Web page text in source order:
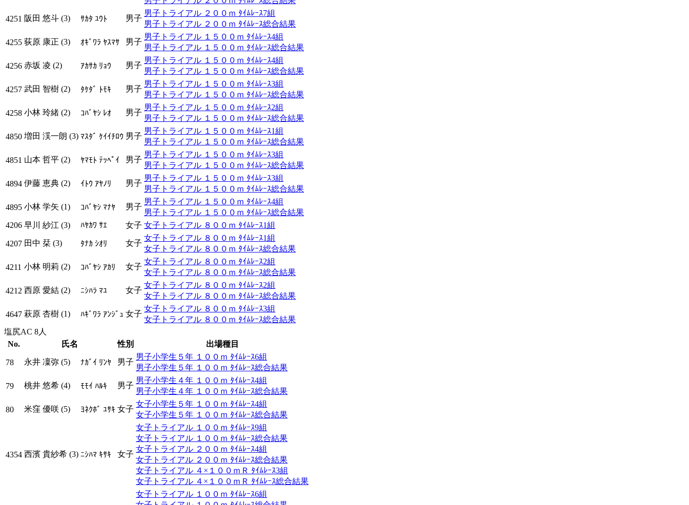
4251 阪田 悠斗 (3) ｻｶﾀ ﾕｳﾄ 男子
男子トライアル ２００ｍ ﾀｲﾑﾚｰｽ7組
男子トライアル ２００ｍ ﾀｲﾑﾚｰｽ総合結果
4255 荻原 康正 (3) ｵｷﾞﾜﾗ ﾔｽﾏｻ 男子
男子トライアル １５００ｍ ﾀｲﾑﾚｰｽ4組
男子トライアル １５００ｍ ﾀｲﾑﾚｰｽ総合結果
4256 赤坂 凌 (2) ｱｶｻｶ ﾘｮｳ 男子
男子トライアル １５００ｍ ﾀｲﾑﾚｰｽ4組
男子トライアル １５００ｍ ﾀｲﾑﾚｰｽ総合結果
4257 武田 智樹 (2) ﾀｹﾀﾞ ﾄﾓｷ 男子
男子トライアル １５００ｍ ﾀｲﾑﾚｰｽ3組
男子トライアル １５００ｍ ﾀｲﾑﾚｰｽ総合結果
4258 小林 玲緒 (2) ｺﾊﾞﾔｼ ﾚｵ 男子
男子トライアル １５００ｍ ﾀｲﾑﾚｰｽ2組
男子トライアル １５００ｍ ﾀｲﾑﾚｰｽ総合結果
4850 増田 渓一朗 (3) ﾏｽﾀﾞ ｹｲｲﾁﾛｳ 男子
男子トライアル １５００ｍ ﾀｲﾑﾚｰｽ1組
男子トライアル １５００ｍ ﾀｲﾑﾚｰｽ総合結果
4851 山本 哲平 (2) ﾔﾏﾓﾄ ﾃｯﾍﾟｲ 男子
男子トライアル １５００ｍ ﾀｲﾑﾚｰｽ3組
男子トライアル １５００ｍ ﾀｲﾑﾚｰｽ総合結果
4894 伊藤 恵典 (2) ｲﾄｳ ｱﾔﾉﾘ 男子
男子トライアル １５００ｍ ﾀｲﾑﾚｰｽ3組
男子トライアル １５００ｍ ﾀｲﾑﾚｰｽ総合結果
4895 小林 学矢 (1) ｺﾊﾞﾔｼ ﾏﾅﾔ 男子
男子トライアル １５００ｍ ﾀｲﾑﾚｰｽ4組
男子トライアル １５００ｍ ﾀｲﾑﾚｰｽ総合結果
4206 早川 紗江 (3) ﾊﾔｶﾜ ｻｴ 女子 女子トライアル ８００ｍ ﾀｲﾑﾚｰｽ1組
4207 田中 栞 (3) ﾀﾅｶ ｼｵﾘ 女子
女子トライアル ８００ｍ ﾀｲﾑﾚｰｽ1組
女子トライアル ８００ｍ ﾀｲﾑﾚｰｽ総合結果
4211 小林 明莉 (2) ｺﾊﾞﾔｼ ｱｶﾘ 女子
女子トライアル ８００ｍ ﾀｲﾑﾚｰｽ2組
女子トライアル ８００ｍ ﾀｲﾑﾚｰｽ総合結果
4212 西原 愛結 (2) ﾆｼﾊﾗ ﾏﾕ 女子
女子トライアル ８００ｍ ﾀｲﾑﾚｰｽ2組
女子トライアル ８００ｍ ﾀｲﾑﾚｰｽ総合結果
4647 萩原 杏樹 (1) ﾊｷﾞﾜﾗ ｱﾝｼﾞｭ 女子
女子トライアル ８００ｍ ﾀｲﾑﾚｰｽ3組
女子トライアル ８００ｍ ﾀｲﾑﾚｰｽ総合結果
塩尻AC 8人
No.
氏名 性別 出場種目
78 永井 凜弥 (5) ﾅｶﾞｲ ﾘﾝﾔ 男子
男子小学生５年 １００ｍ ﾀｲﾑﾚｰｽ6組
男子小学生５年 １００ｍ ﾀｲﾑﾚｰｽ総合結果
79 桃井 悠希 (4) ﾓﾓｲ ﾊﾙｷ 男子
男子小学生４年 １００ｍ ﾀｲﾑﾚｰｽ4組
男子小学生４年 １００ｍ ﾀｲﾑﾚｰｽ総合結果
80 米窪 優咲 (5) ﾖﾈｸﾎﾞ ﾕｻｷ 女子
女子小学生５年 １００ｍ ﾀｲﾑﾚｰｽ4組
女子小学生５年 １００ｍ ﾀｲﾑﾚｰｽ総合結果
4354 西濱 貴紗希 (3) ﾆｼﾊﾏ ｷｻｷ 女子
女子トライアル １００ｍ ﾀｲﾑﾚｰｽ9組
女子トライアル １００ｍ ﾀｲﾑﾚｰｽ総合結果
女子トライアル ２００ｍ ﾀｲﾑﾚｰｽ4組
女子トライアル ２００ｍ ﾀｲﾑﾚｰｽ総合結果
女子トライアル ４×１００ｍＲ ﾀｲﾑﾚｰｽ3組
女子トライアル ４×１００ｍＲ ﾀｲﾑﾚｰｽ総合結果
女子トライアル １００ｍ ﾀｲﾑﾚｰｽ6組